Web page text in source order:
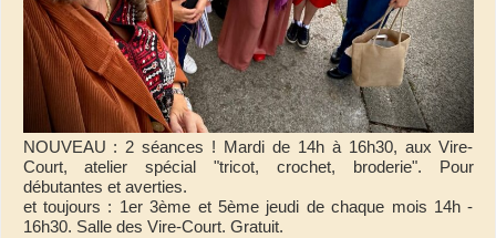
NOUVEAU : 2 séances ! Mardi de 14h à 16h30, aux Vire-
Court, atelier spécial "tricot, crochet, broderie". Pour
débutantes et averties.
et toujours : 1er 3ème et 5ème jeudi de chaque mois 14h -
16h30. Salle des Vire-Court. Gratuit.